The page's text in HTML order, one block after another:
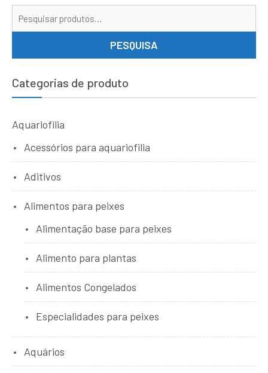
PESQUISA
Categorias de produto
Aquariofilia
Acessórios para aquariofilia
Aditivos
Alimentos para peixes
Alimentação base para peixes
Alimento para plantas
Alimentos Congelados
Especialidades para peixes
Aquários